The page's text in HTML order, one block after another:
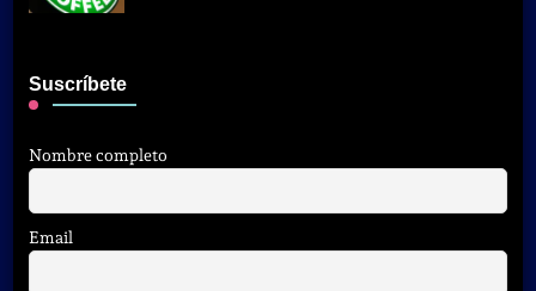
Suscríbete
Nombre completo
Email